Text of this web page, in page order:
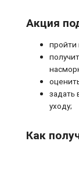
Акция
пройти
задать
уходу;
Как